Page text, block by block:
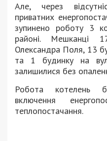
Але, через
приватних
зупинено роботу 3
районі. Мешканці
Олександра Поля, 13
та 1 будинку на
залишилися без
Робота котелень
включення
теплопостачання.